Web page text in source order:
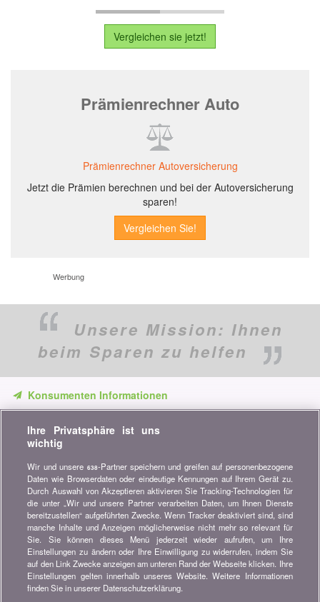
Vergleichen sie jetzt!
Prämienrechner Auto
Prämienrechner Autoversicherung
Jetzt die Prämien berechnen und bei der Autoversicherung
sparen!
Werbung
Unsere Mission: Ihnen
beim Sparen zu helfen
Konsumenten Informationen
unsere Vergleiche, Ratschläge und Tipps in den Bereichen
Versicherung, Finanzen, Konsumgüter und vieles mehr...
Newsletter bestellen
Treten Sie unserer Community bei
Bleiben Sie auf dem neuesten Stand, finden Sie alle Ratschläge
und Tipps zum Sparen auf:
Ihre Privatsphäre ist uns
wichtig
Wir und unsere 638-Partner speichern und greifen auf personenbezogene
Daten wie Browserdaten oder eindeutige Kennungen auf Ihrem Gerät zu.
Durch Auswahl von Akzeptieren aktivieren Sie Tracking-Technologien für
die unter „Wir und unsere Partner verarbeiten Daten, um Ihnen Dienste
bereitzustellen“ aufgeführten Zwecke. Wenn Tracker deaktiviert sind, sind
manche Inhalte und Anzeigen möglicherweise nicht mehr so relevant für
Sie. Sie können dieses Menü jederzeit wieder aufrufen, um Ihre
Einstellungen zu ändern oder Ihre Einwilligung zu widerrufen, indem Sie
auf den Link Zwecke anzeigen am unteren Rand der Webseite klicken. Ihre
Einstellungen gelten innerhalb unseres Website. Weitere Informationen
finden Sie in unserer Datenschutzerklärung.